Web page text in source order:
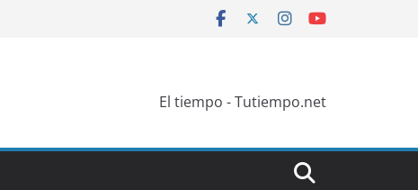
El tiempo - Tutiempo.net